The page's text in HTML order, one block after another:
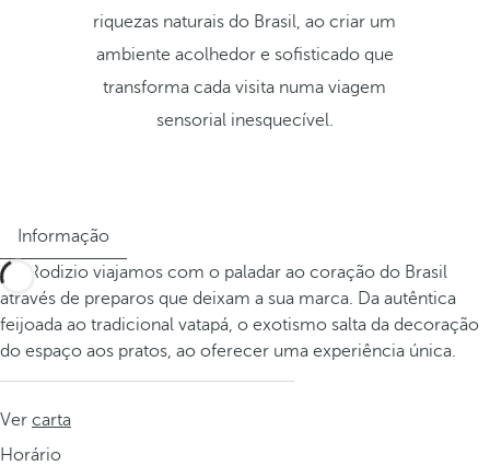
riquezas naturais do Brasil, ao criar um
ambiente acolhedor e sofisticado que
transforma cada visita numa viagem
sensorial inesquecível.
Informação
No Rodizio viajamos com o paladar ao coração do Brasil
através de preparos que deixam a sua marca. Da autêntica
feijoada ao tradicional vatapá, o exotismo salta da decoração
do espaço aos pratos, ao oferecer uma experiência única.
Ver carta
Horário